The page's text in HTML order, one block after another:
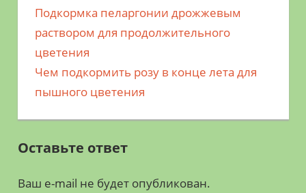
Навигация
по
записям
Предыдущая
запись;
Подкормка пеларгонии дрожжевым
раствором для продолжительного
цветения
Следующая
запись:
Чем подкормить розу в конце лета для
пышного цветения
Оставьте ответ
Ваш e-mail не будет опубликован.